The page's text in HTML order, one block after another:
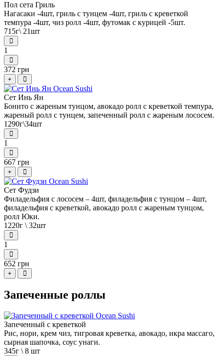
Пол сета Гриль
Нагасаки -4шт, гриль с тунцем -4шт, гриль с креветкой
темпура -4шт, чиз ролл -4шт, футомак с курицей -5шт.
715г\ 21шт
1
372 грн
+
Сет Инь Ян
Бонито с жареным тунцом, авокадо ролл с креветкой темпура,
жареный ролл с тунцем, запеченный ролл с жареным лососем.
1290г\34шт
1
667 грн
+
Сет Фудзи
Филадельфия с лососем – 4шт, филадельфия с тунцом – 4шт,
филадельфия с креветкой, авокадо ролл с жареным тунцом,
ролл Юки.
1220г \ 32шт
1
652 грн
+
Запеченные роллы
Запеченный с креветкой
Рис, нори, крем чиз, тигровая креветка, авокадо, икра массаго,
сырная шапочка, соус унаги.
345г \ 8 шт